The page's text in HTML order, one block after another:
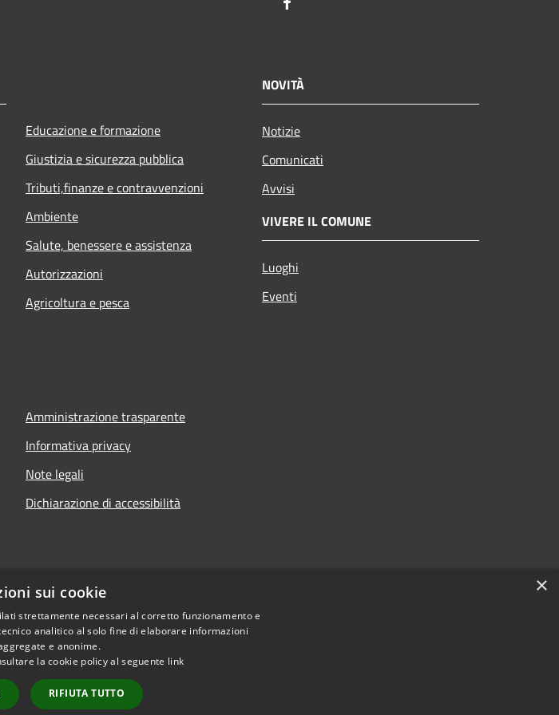
Educazione e formazione
Giustizia e sicurezza pubblica
Tributi,finanze e contravvenzioni
Ambiente
Salute, benessere e assistenza
Autorizzazioni
Agricoltura e pesca
NOVITÀ
Notizie
Comunicati
Avvisi
VIVERE IL COMUNE
Luoghi
Eventi
Amministrazione trasparente
Informativa privacy
Note legali
Dichiarazione di accessibilità
Copyright © 2026 • Comune di Fogliano Redipuglia • Powered by
×
sui cookie
strettamente necessari al corretto funzionamento e
analitico al solo fine di elaborare informazioni
e anonime.
la cookie policy al seguente link
RIFIUTA TUTTO